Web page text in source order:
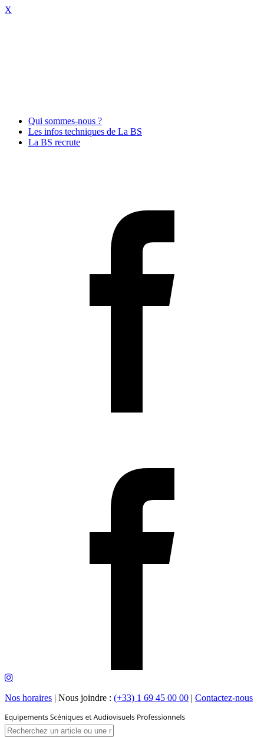
X
Qui sommes-nous ?
Les infos techniques de La BS
La BS recrute
Nos horaires | Nous joindre : (+33) 1 69 45 00 00 | Contactez-nous